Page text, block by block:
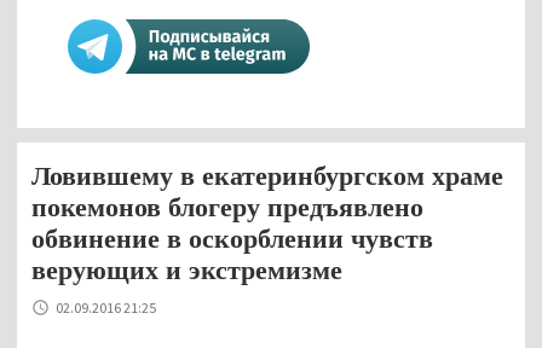
Ловившему в екатеринбургском храме
покемонов блогеру предъявлено
обвинение в оскорблении чувств
верующих и экстремизме
02.09.2016 21:25